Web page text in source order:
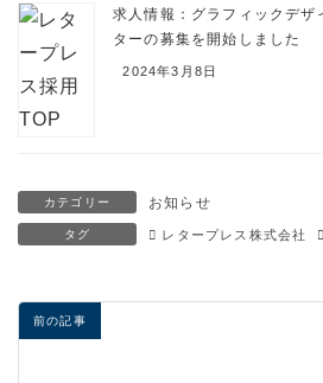
求人情報：グラフィックデザ
ターの募集を開始しました
2024年3月8日
カテゴリー お知らせ
タグ レタープレス株式会社
前の記事